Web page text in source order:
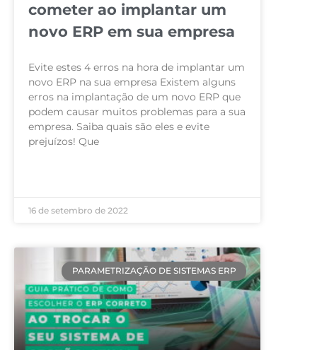
cometer ao implantar um
novo ERP em sua empresa
Evite estes 4 erros na hora de implantar um
novo ERP na sua empresa Existem alguns
erros na implantação de um novo ERP que
podem causar muitos problemas para a sua
empresa. Saiba quais são eles e evite
prejuízos! Que
16 de setembro de 2022
PARAMETRIZAÇÃO DE SISTEMAS ERP